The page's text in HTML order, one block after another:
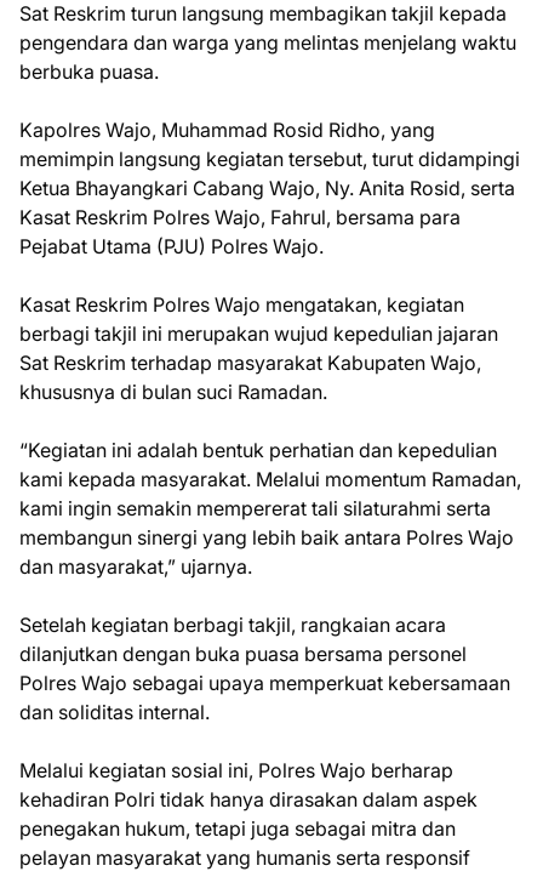
Sat Reskrim turun langsung membagikan takjil kepada
pengendara dan warga yang melintas menjelang waktu
berbuka puasa.
Kapolres Wajo, Muhammad Rosid Ridho, yang
memimpin langsung kegiatan tersebut, turut didampingi
Ketua Bhayangkari Cabang Wajo, Ny. Anita Rosid, serta
Kasat Reskrim Polres Wajo, Fahrul, bersama para
Pejabat Utama (PJU) Polres Wajo.
Kasat Reskrim Polres Wajo mengatakan, kegiatan
berbagi takjil ini merupakan wujud kepedulian jajaran
Sat Reskrim terhadap masyarakat Kabupaten Wajo,
khususnya di bulan suci Ramadan.
“Kegiatan ini adalah bentuk perhatian dan kepedulian
kami kepada masyarakat. Melalui momentum Ramadan,
kami ingin semakin mempererat tali silaturahmi serta
membangun sinergi yang lebih baik antara Polres Wajo
dan masyarakat,” ujarnya.
Setelah kegiatan berbagi takjil, rangkaian acara
dilanjutkan dengan buka puasa bersama personel
Polres Wajo sebagai upaya memperkuat kebersamaan
dan soliditas internal.
Melalui kegiatan sosial ini, Polres Wajo berharap
kehadiran Polri tidak hanya dirasakan dalam aspek
penegakan hukum, tetapi juga sebagai mitra dan
pelayan masyarakat yang humanis serta responsif